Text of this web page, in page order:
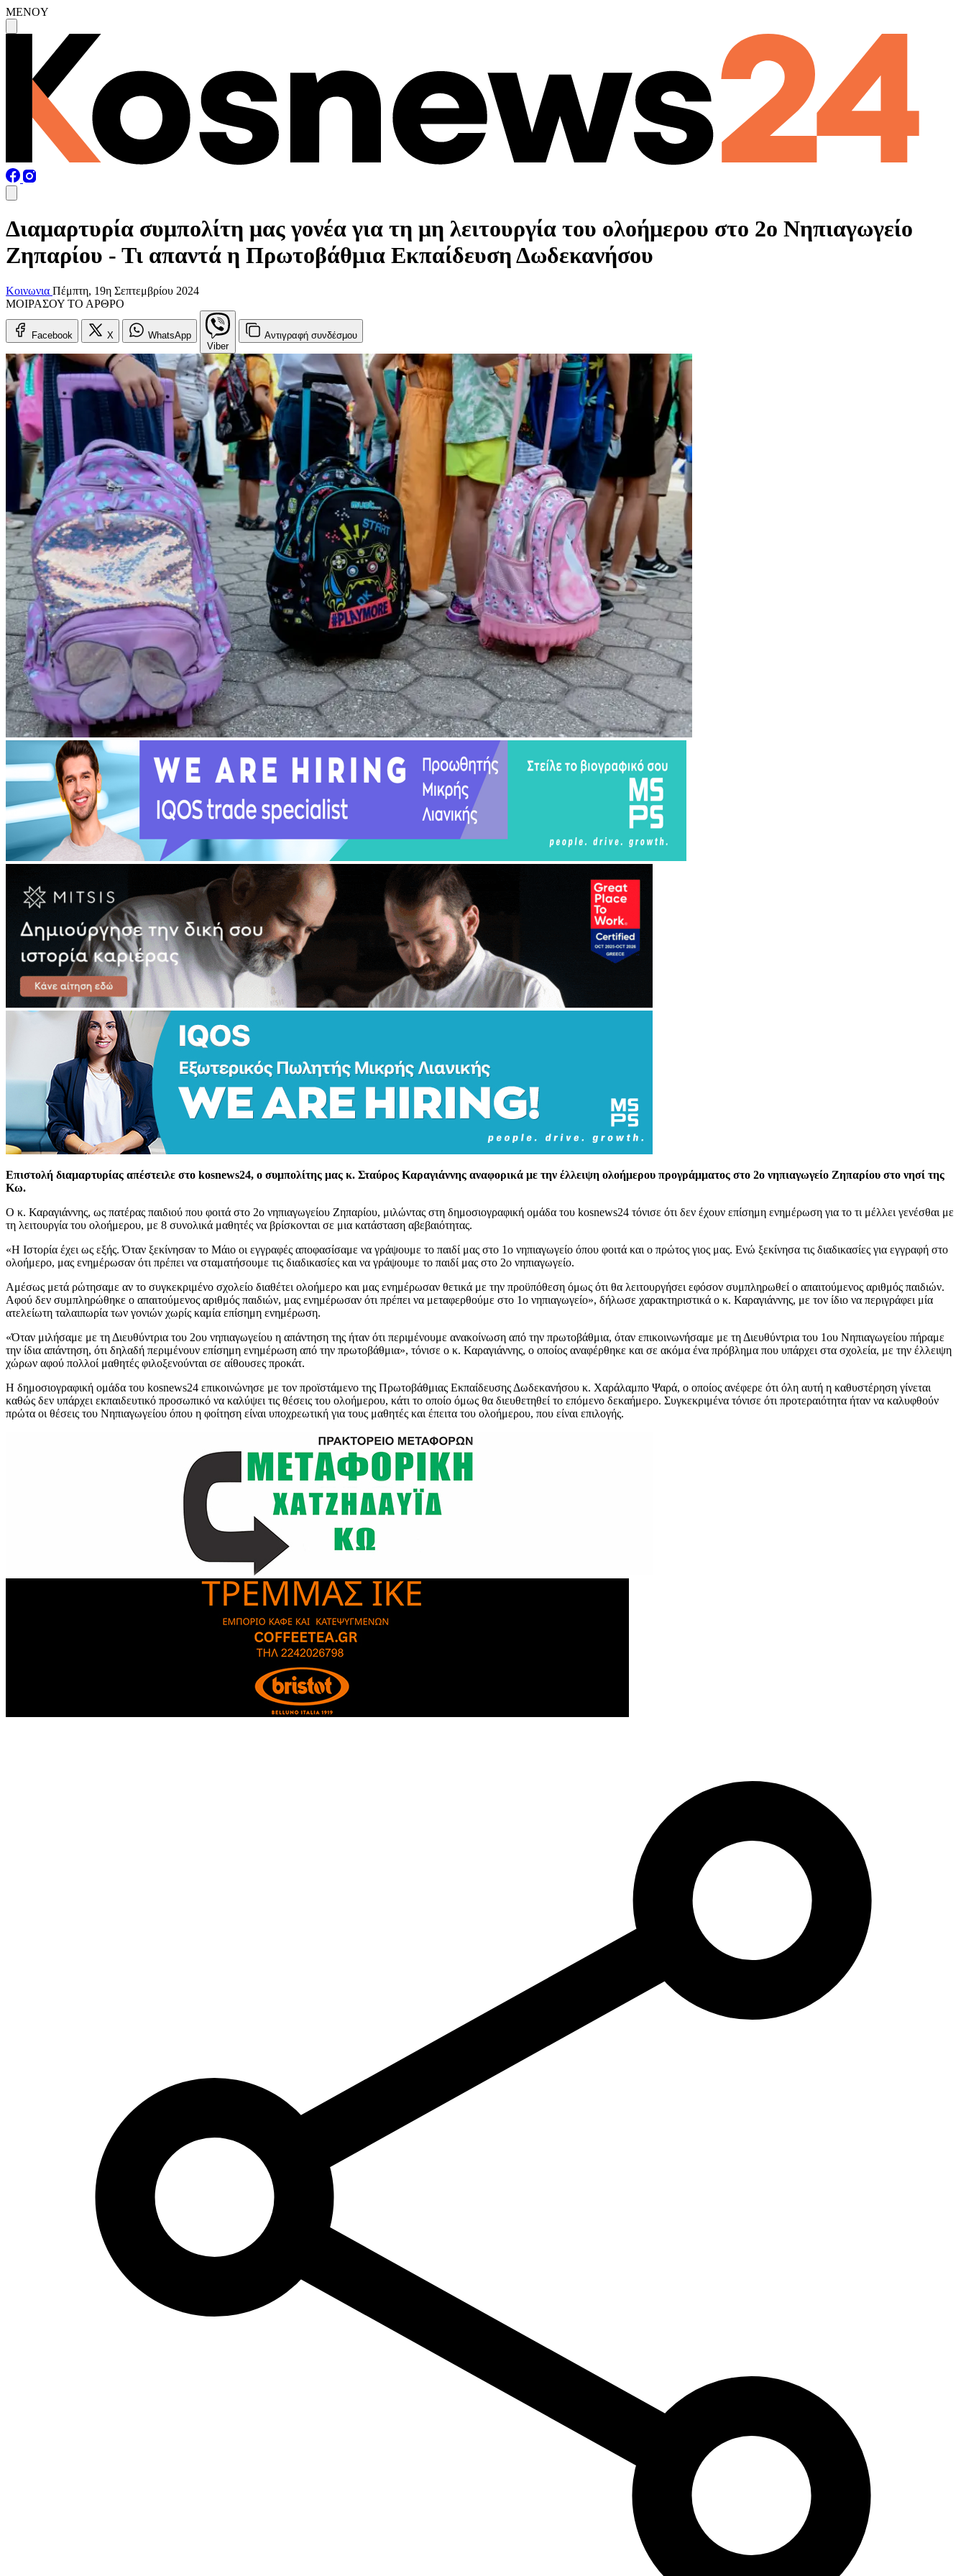
MENOY
Διαμαρτυρία συμπολίτη μας γονέα για τη μη λειτουργία του ολοήμερου στο 2ο Νηπιαγωγείο
Ζηπαρίου - Τι απαντά η Πρωτοβάθμια Εκπαίδευση Δωδεκανήσου
Κοινωνια Πέμπτη, 19η Σεπτεμβρίου 2024
ΜΟΙΡΑΣΟΥ ΤΟ ΑΡΘΡΟ
Facebook X
WhatsApp
Viber
Αντιγραφή συνδέσμου
Επιστολή διαμαρτυρίας απέστειλε στο kosnews24, ο συμπολίτης μας κ. Σταύρος Καραγιάννης αναφορικά με την έλλειψη ολοήμερου προγράμματος στο 2ο νηπιαγωγείο Ζηπαρίου στο νησί της
Κω.
Ο κ. Καραγιάννης, ως πατέρας παιδιού που φοιτά στο 2ο νηπιαγωγείου Ζηπαρίου, μιλώντας στη δημοσιογραφική ομάδα του kosnews24 τόνισε ότι δεν έχουν επίσημη ενημέρωση για το τι μέλλει γενέσθαι με
τη λειτουργία του ολοήμερου, με 8 συνολικά μαθητές να βρίσκονται σε μια κατάσταση αβεβαιότητας.
«Η Ιστορία έχει ως εξής. Όταν ξεκίνησαν το Μάιο οι εγγραφές αποφασίσαμε να γράψουμε το παιδί μας στο 1ο νηπιαγωγείο όπου φοιτά και ο πρώτος γιος μας. Ενώ ξεκίνησα τις διαδικασίες για εγγραφή στο
ολοήμερο, μας ενημέρωσαν ότι πρέπει να σταματήσουμε τις διαδικασίες και να γράψουμε το παιδί μας στο 2ο νηπιαγωγείο.
Αμέσως μετά ρώτησαμε αν το συγκεκριμένο σχολείο διαθέτει ολοήμερο και μας ενημέρωσαν θετικά με την προϋπόθεση όμως ότι θα λειτουργήσει εφόσον συμπληρωθεί ο απαιτούμενος αριθμός παιδιών.
Αφού δεν συμπληρώθηκε ο απαιτούμενος αριθμός παιδιών, μας ενημέρωσαν ότι πρέπει να μεταφερθούμε στο 1ο νηπιαγωγείο», δήλωσε χαρακτηριστικά ο κ. Καραγιάννης, με τον ίδιο να περιγράφει μία
ατελείωτη ταλαιπωρία των γονιών χωρίς καμία επίσημη ενημέρωση.
«Όταν μιλήσαμε με τη Διευθύντρια του 2ου νηπιαγωγείου η απάντηση της ήταν ότι περιμένουμε ανακοίνωση από την πρωτοβάθμια, όταν επικοινωνήσαμε με τη Διευθύντρια του 1ου Νηπιαγωγείου πήραμε
την ίδια απάντηση, ότι δηλαδή περιμένουν επίσημη ενημέρωση από την πρωτοβάθμια», τόνισε ο κ. Καραγιάννης, ο οποίος αναφέρθηκε και σε ακόμα ένα πρόβλημα που υπάρχει στα σχολεία, με την έλλειψη
χώρων αφού πολλοί μαθητές φιλοξενούνται σε αίθουσες προκάτ.
Η δημοσιογραφική ομάδα του kosnews24 επικοινώνησε με τον προϊστάμενο της Πρωτοβάθμιας Εκπαίδευσης Δωδεκανήσου κ. Χαράλαμπο Ψαρά, ο οποίος ανέφερε ότι όλη αυτή η καθυστέρηση γίνεται
καθώς δεν υπάρχει εκπαιδευτικό προσωπικό να καλύψει τις θέσεις του ολοήμερου, κάτι το οποίο όμως θα διευθετηθεί το επόμενο δεκαήμερο. Συγκεκριμένα τόνισε ότι προτεραιότητα ήταν να καλυφθούν
πρώτα οι θέσεις του Νηπιαγωγείου όπου η φοίτηση είναι υποχρεωτική για τους μαθητές και έπειτα του ολοήμερου, που είναι επιλογής.